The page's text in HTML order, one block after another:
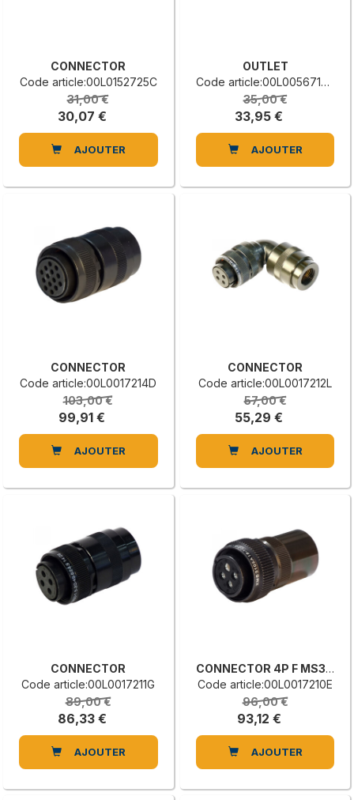
CONNECTOR
Code article:00L0152725C
31,00 €
30,07 €
AJOUTER
OUTLET
Code article:00L0056716G
35,00 €
33,95 €
AJOUTER
CONNECTOR
Code article:00L0017214D
103,00 €
99,91 €
AJOUTER
CONNECTOR
Code article:00L0017212L
57,00 €
55,29 €
AJOUTER
CONNECTOR
Code article:00L0017211G
89,00 €
86,33 €
AJOUTER
CONNECTOR 4P F MS3106A1810S
Code article:00L0017210E
96,00 €
93,12 €
AJOUTER